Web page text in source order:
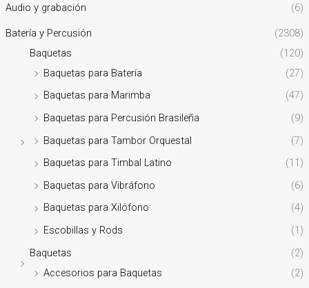
Audio y grabación (6)
Batería y Percusión
(2308)
Baquetas
(120)
Baquetas para Batería
(27)
Baquetas para Marimba
(47)
Baquetas para Percusión Brasileña
(9)
Baquetas para Tambor Orquestal
(7)
Baquetas para Timbal Latino
(11)
Baquetas para Vibráfono
(6)
Baquetas para Xilófono
(4)
Escobillas y Rods
(1)
Baquetas
(2)
Accesorios para Baquetas
(2)